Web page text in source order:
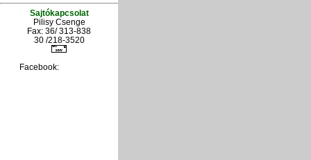
Sajtókapcsolat
Pilisy Csenge
Fax: 36/ 313-838
30 /218-3520
Facebook: